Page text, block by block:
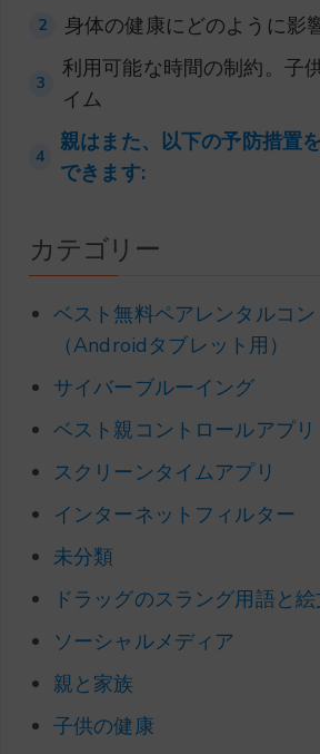
2 身体の健康にどのように影
3
利用可能な時間の制約。子
イム
4
親はまた、以下の予防措置
できます:
カテゴリー
ベスト無料ペアレンタルコン
（Androidタブレット用）
サイバーブルーイング
ベスト親コントロールアプリ
スクリーンタイムアプリ
インターネットフィルター
未分類
ドラッグのスラング用語と
ソーシャルメディア
親と家族
子供の健康